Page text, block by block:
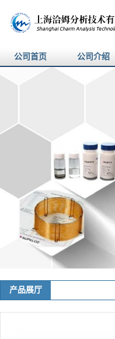
公司首页 公司介绍
产品展厅